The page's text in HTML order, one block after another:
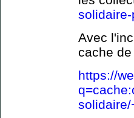
Avec
cache
https://
solidaire/